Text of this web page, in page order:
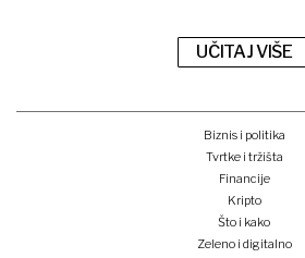
UČITAJ VIŠE
Biznis i politika
Tvrtke i tržišta
Financije
Kripto
Što i kako
Zeleno i digitalno